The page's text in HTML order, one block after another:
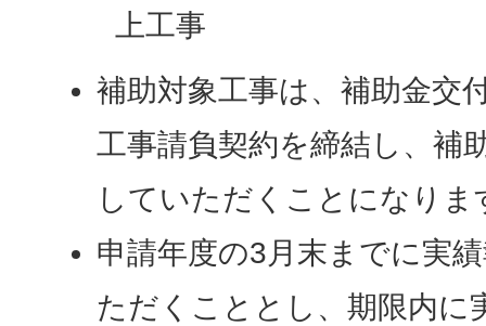
上工事
補助対象工事は、補助金交
工事請負契約を締結し、補
していただくことになりま
申請年度の3月末までに実
ただくこととし、期限内に